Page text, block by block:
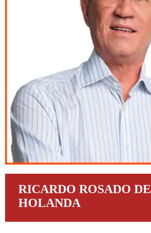
RICARDO ROSADO DE
HOLANDA